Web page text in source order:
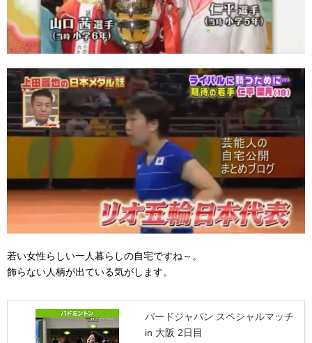
若い女性らしい一人暮らしの自宅ですね～。
飾らない人柄が出ている気がします。
バードジャパン スペシャルマッチ
in 大阪 2日目